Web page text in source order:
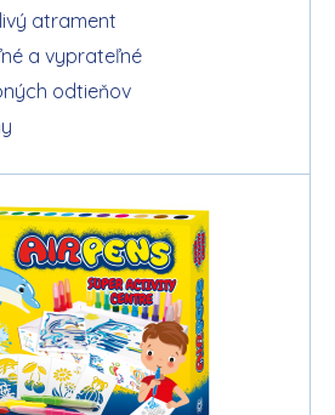
atrament
a vyprateľné
odtieňov